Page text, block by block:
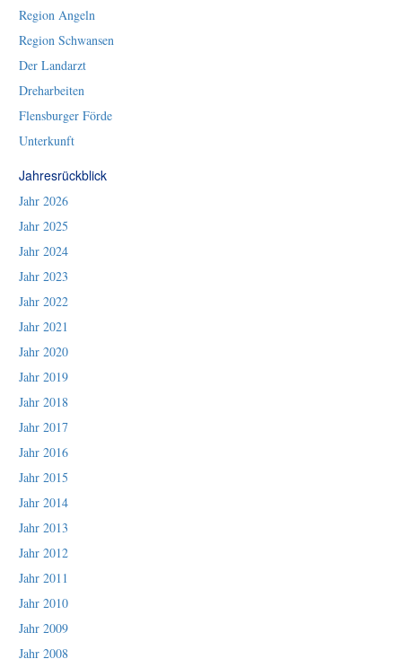
Region Angeln
Region Schwansen
Der Landarzt
Dreharbeiten
Flensburger Förde
Unterkunft
Jahresrückblick
Jahr 2026
Jahr 2025
Jahr 2024
Jahr 2023
Jahr 2022
Jahr 2021
Jahr 2020
Jahr 2019
Jahr 2018
Jahr 2017
Jahr 2016
Jahr 2015
Jahr 2014
Jahr 2013
Jahr 2012
Jahr 2011
Jahr 2010
Jahr 2009
Jahr 2008